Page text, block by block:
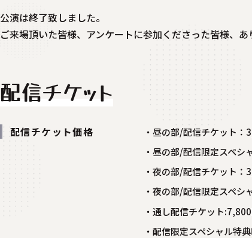
公演は終了致しました。
ご来場頂いた皆様、アンケートに参加くださった皆様、あ
配信チケット
配信チケット価格
・昼の部/配信チケット：
・昼の部/配信限定スペシ
・夜の部/配信チケット：
・夜の部/配信限定スペシ
・通し配信チケット:7,800
・配信限定スペシャル特